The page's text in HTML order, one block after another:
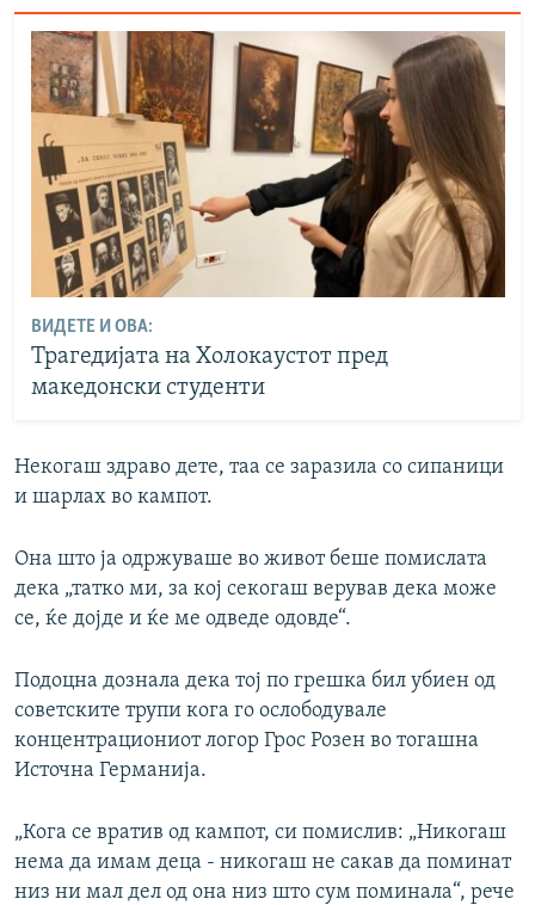
ВИДЕТЕ И ОВА:
Трагедијата на Холокаустот пред
македонски студенти
Некогаш здраво дете, таа се заразила со сипаници
и шарлах во кампот.
Она што ја одржуваше во живот беше помислата
дека „татко ми, за кој секогаш верував дека може
се, ќе дојде и ќе ме одведе одовде“.
Подоцна дознала дека тој по грешка бил убиен од
советските трупи кога го ослободувале
концентрациониот логор Грос Розен во тогашна
Источна Германија.
„Кога се вратив од кампот, си помислив: „Никогаш
нема да имам деца - никогаш не сакав да поминат
низ ни мал дел од она низ што сум поминала“, рече